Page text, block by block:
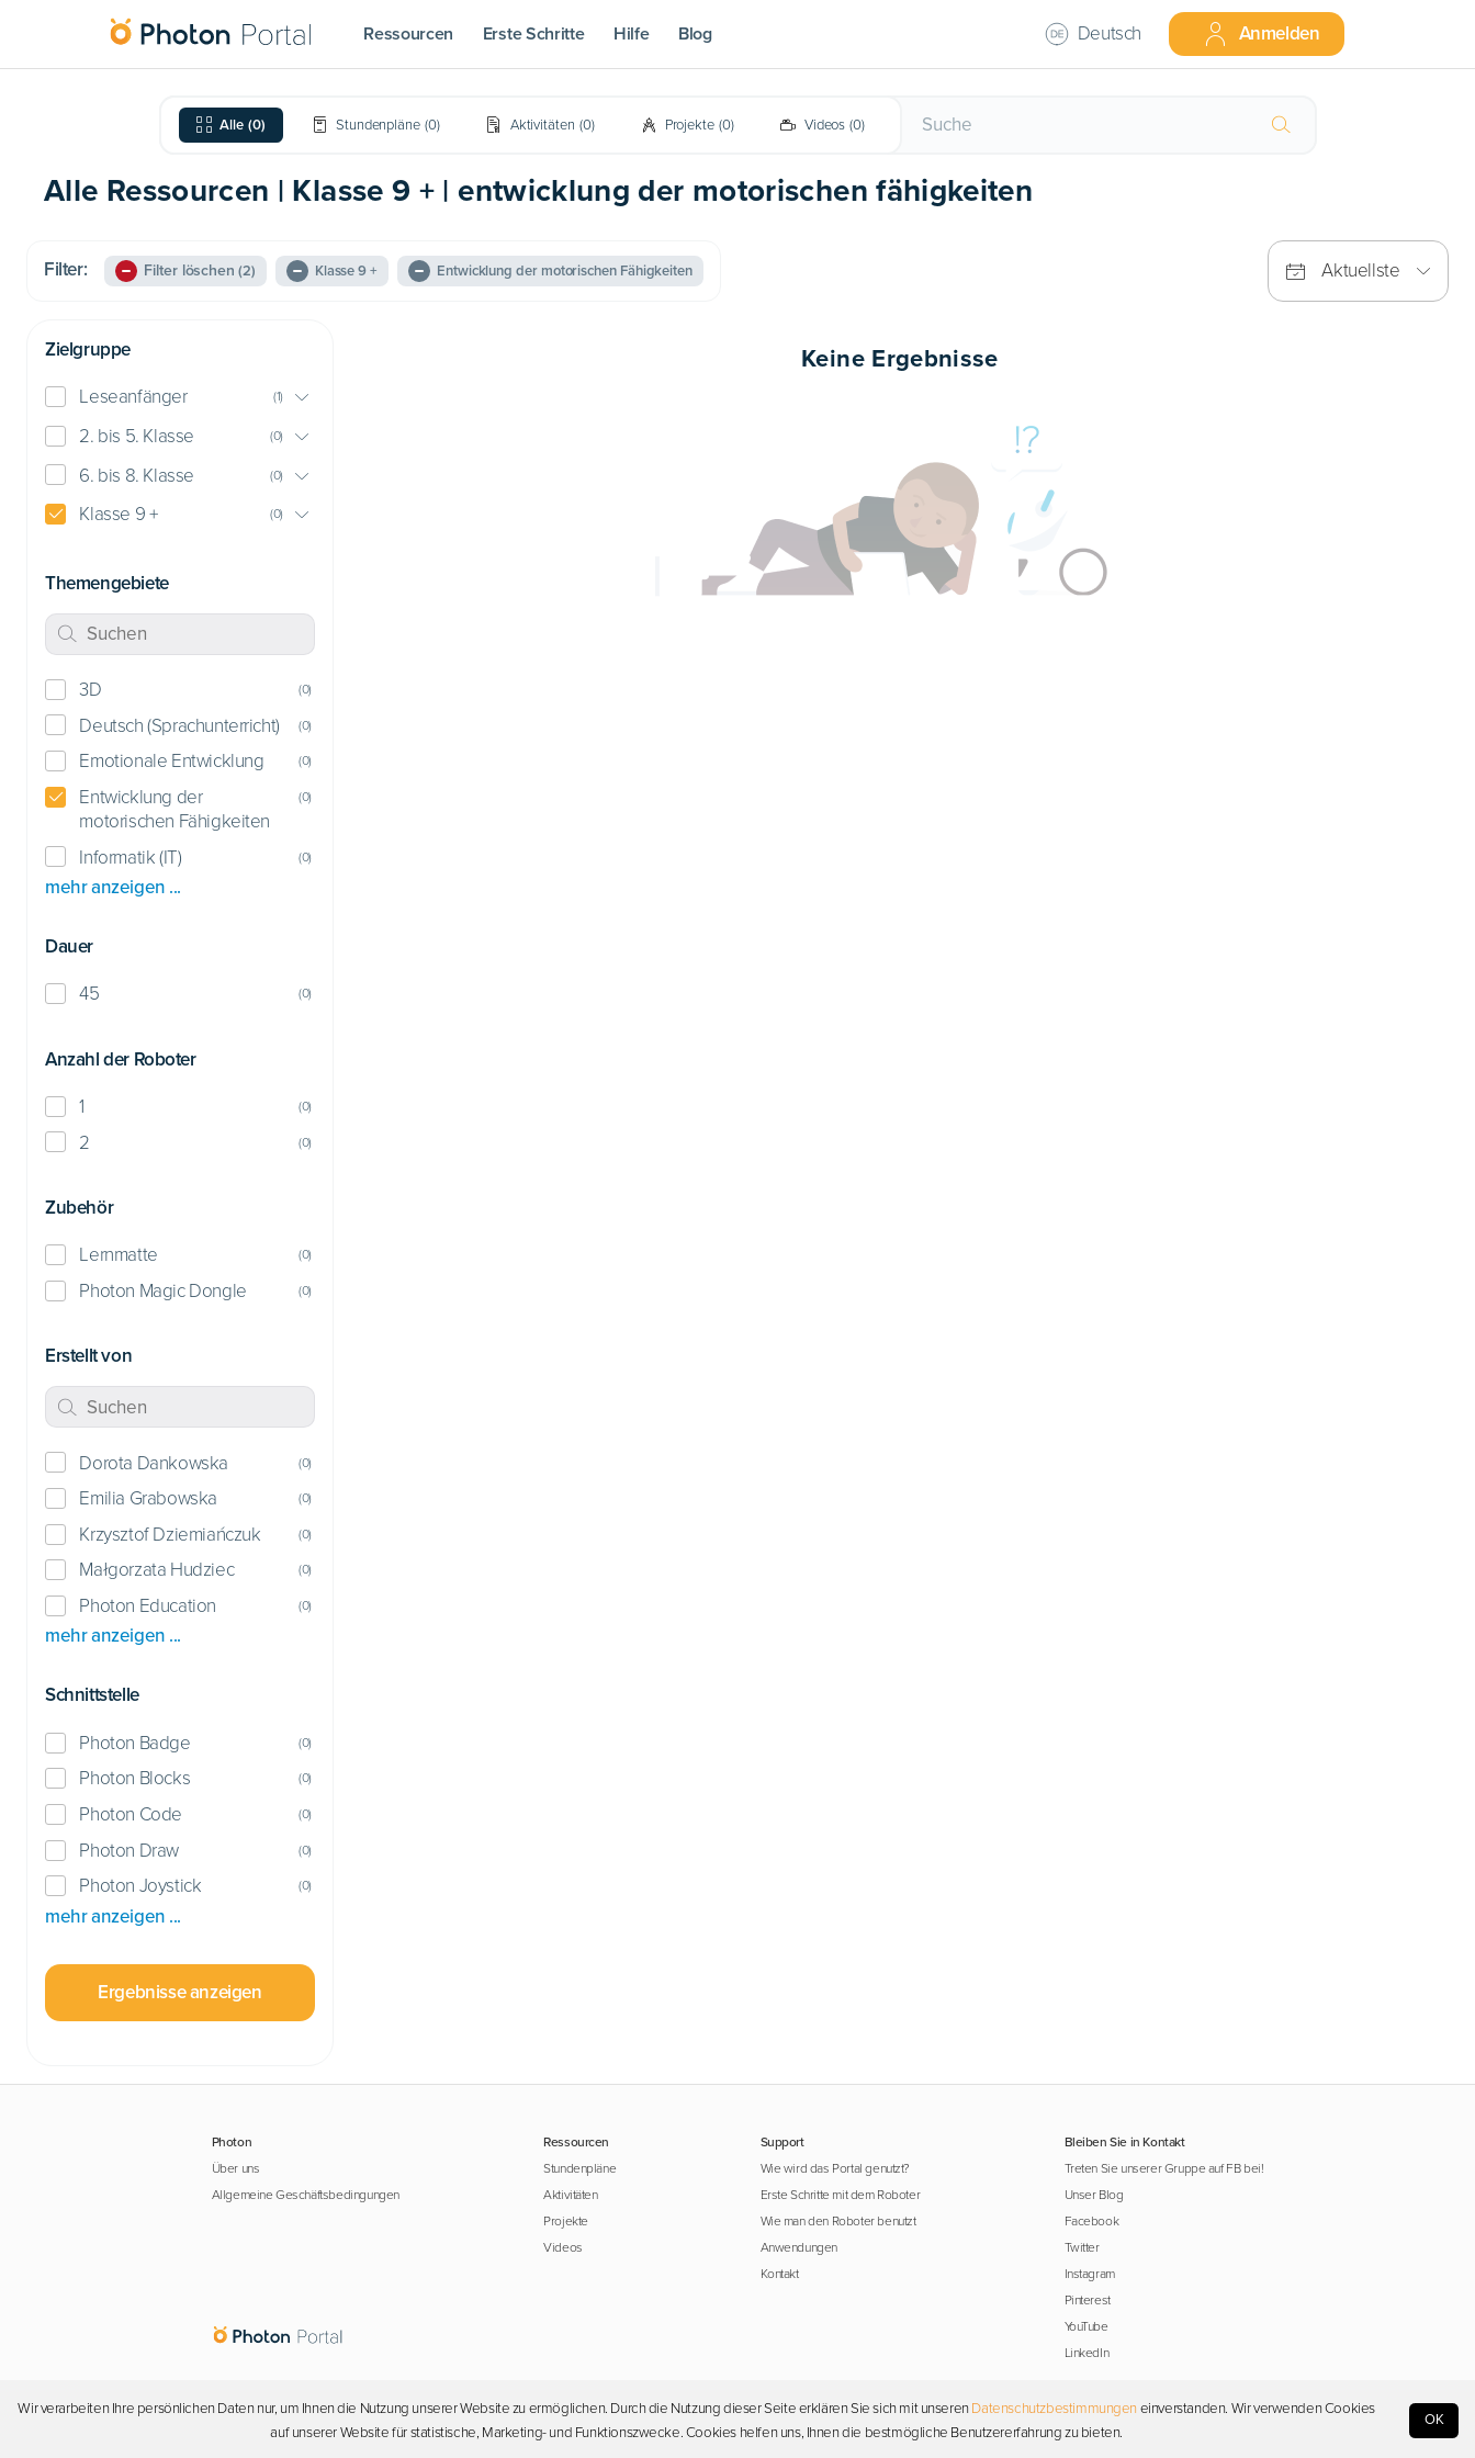
Ressourcen Erste Schritte Hilfe Blog Deutsch Anmelden
Alle (0) Stundenpläne (0) Aktivitäten (0) Projekte (0) Videos (0)
Alle Ressourcen | Klasse 9 + | entwicklung der motorischen fähigkeiten
Filter: Filter löschen (2) Klasse 9 + Entwicklung der motorischen Fähigkeiten Aktuellste
Zielgruppe
Leseanfänger (1)
2. bis 5. Klasse (0)
6. bis 8. Klasse (0)
Klasse 9 + (0)
Themengebiete
3D (0)
Deutsch (Sprachunterricht) (0)
Emotionale Entwicklung (0)
Entwicklung der
motorischen Fähigkeiten
(0)
Informatik (IT) (0)
mehr anzeigen ...
Dauer
45 (0)
Anzahl der Roboter
1 (0)
2 (0)
Zubehör
Lernmatte (0)
Photon Magic Dongle (0)
Erstellt von
Dorota Dankowska (0)
Emilia Grabowska (0)
Krzysztof Dziemiańczuk (0)
Małgorzata Hudziec (0)
Photon Education (0)
mehr anzeigen ...
Schnittstelle
Photon Badge (0)
Photon Blocks (0)
Photon Code (0)
Photon Draw (0)
Photon Joystick (0)
mehr anzeigen ...
Ergebnisse anzeigen
Keine Ergebnisse
Photon
Über uns
Allgemeine Geschäftsbedingungen
Ressourcen
Stundenpläne
Aktivitäten
Projekte
Videos
Support
Wie wird das Portal genutzt?
Erste Schritte mit dem Roboter
Wie man den Roboter benutzt
Anwendungen
Kontakt
Bleiben Sie in Kontakt
Treten Sie unserer Gruppe auf FB bei!
Unser Blog
Facebook
Twitter
Instagram
Pinterest
YouTube
LinkedIn
Urheberrecht © 2026 Photon. Alle Rechte vorbehalten.
Wir verarbeiten Ihre persönlichen Daten nur, um Ihnen die Nutzung unserer Website zu ermöglichen. Durch die Nutzung dieser Seite erklären Sie sich mit unserenDatenschutzbestimmungen einverstanden. Wir verwenden Cookies
auf unserer Website für statistische, Marketing- und Funktionszwecke. Cookies helfen uns, Ihnen die bestmögliche Benutzererfahrung zu bieten.
OK